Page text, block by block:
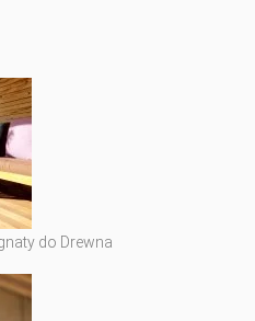
do Drewna